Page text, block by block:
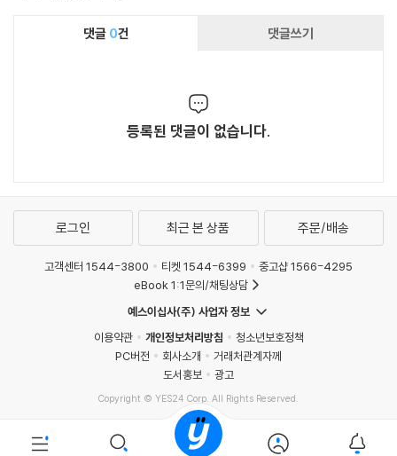
댓글 0건 댓글쓰기
등록된 댓글이 없습니다.
로그인 최근 본 상품 주문/배송
고객센터 1544-3800 티켓 1544-6399
중고샵 1566-4295
eBook 1:1문의/채팅상담
예스이십사(주) 사업자 정보
이용약관
개인정보처리방침
청소년보호정책
PC버전
회사소개
거래처관계자께
도서홍보
광고
Copyright © YES24 Corp. All Rights Reserved.